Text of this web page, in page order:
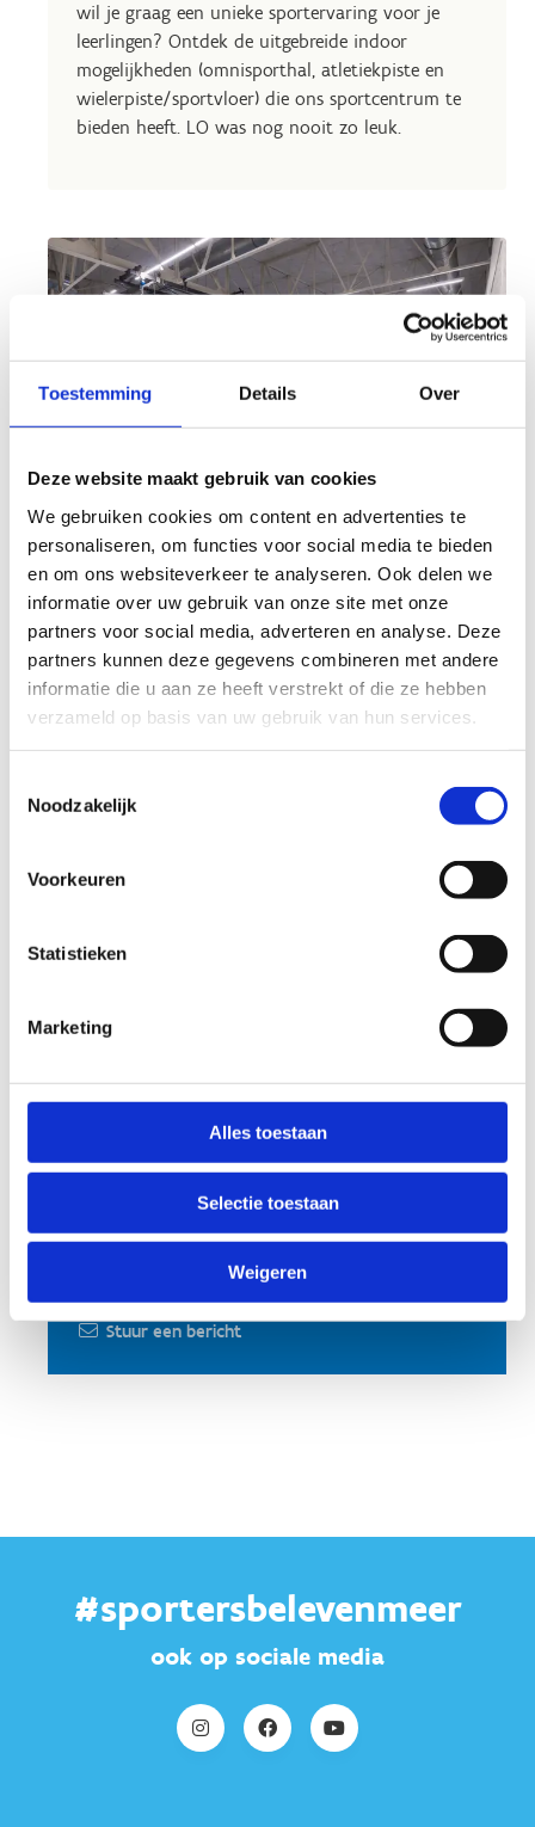
Toestemming Details Over
Deze website maakt gebruik van cookies
We gebruiken cookies om content en advertenties te
personaliseren, om functies voor social media te bieden
en om ons websiteverkeer te analyseren. Ook delen we
informatie over uw gebruik van onze site met onze
partners voor social media, adverteren en analyse. Deze
partners kunnen deze gegevens combineren met andere
informatie die u aan ze heeft verstrekt of die ze hebben
verzameld op basis van uw gebruik van hun services.
Noodzakelijk
Voorkeuren
Statistieken
Marketing
Alles toestaan
Selectie toestaan
Weigeren
wil je graag een unieke sportervaring voor je
leerlingen? Ontdek de uitgebreide indoor
mogelijkheden (omnisporthal, atletiekpiste en
wielerpiste/sportvloer) die ons sportcentrum te
bieden heeft. LO was nog nooit zo leuk.
Praktische informatie
Reserveren is eenvoudig, maar vermeld zeker
volgende informatie:
naam en adres van de school
contactpersoon (leerkracht)
reservering
voor je klaar. Wil je een accomodatie huren voor
aanvraag in te dienen.
Contacteer ons voor meer info &
Stuur een bericht
#sportersbelevenmeer
ook op sociale media